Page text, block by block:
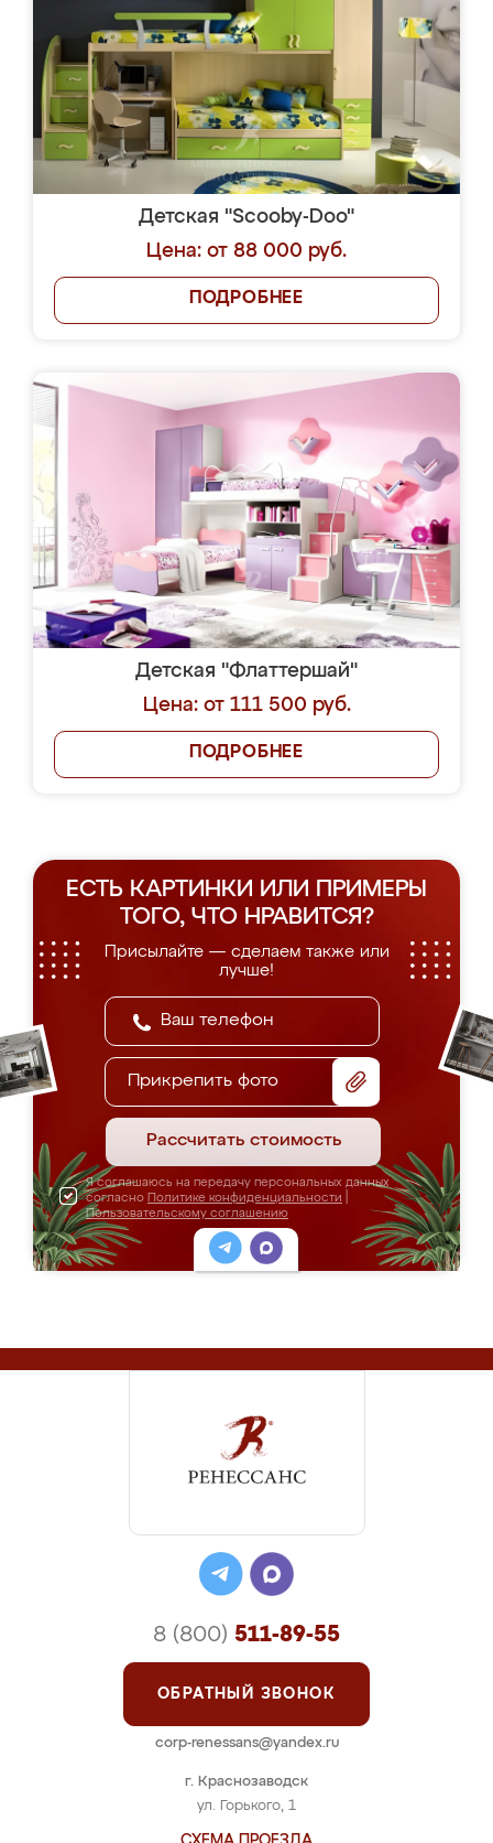
Детская "Scooby-Doo"
Цена: от 88 000 руб.
ПОДРОБНЕЕ
Детская "Флаттершай"
Цена: от 111 500 руб.
ПОДРОБНЕЕ
ЕСТЬ КАРТИНКИ ИЛИ ПРИМЕРЫ
ТОГО, ЧТО НРАВИТСЯ?
Присылайте — сделаем также или
лучше!
Прикрепить фото
Рассчитать стоимость
Я соглашаюсь на передачу персональных данных
согласно Политике конфиденциальности
Пользовательскому соглашению
г. Краснозаводск
ул. Горького, 1
8 (800) 511-89-55
ОБРАТНЫЙ ЗВОНОК
corp-renessans@yandex.ru